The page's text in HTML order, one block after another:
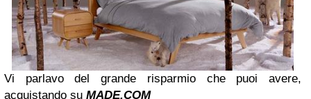
Vi parlavo del grande risparmio che puoi avere,
acquistando su MADE.COM